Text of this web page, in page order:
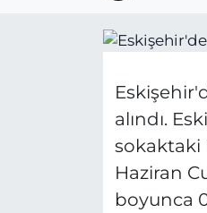
alındı.
sokaktaki
Haziran
boyunca